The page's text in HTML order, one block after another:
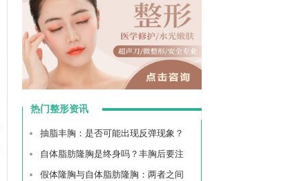
热门整形资讯
抽脂丰胸：是否可能出现反弹现象？
自体脂肪隆胸是终身吗？丰胸后要注
假体隆胸与自体脂肪隆胸：两者之间